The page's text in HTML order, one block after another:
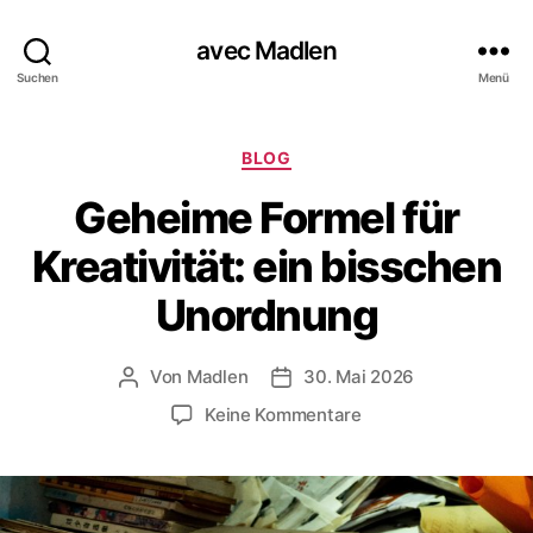
Suchen
avec Madlen
Menü
K
t
e
g
o
r
i
e
n
BLOG
Geheime Formel für
Kreativität: ein bisschen
Unordnung
B
r
a
Von Madlen
V
f
f
30. Mai 2026
Keine Kommentarez
e
h